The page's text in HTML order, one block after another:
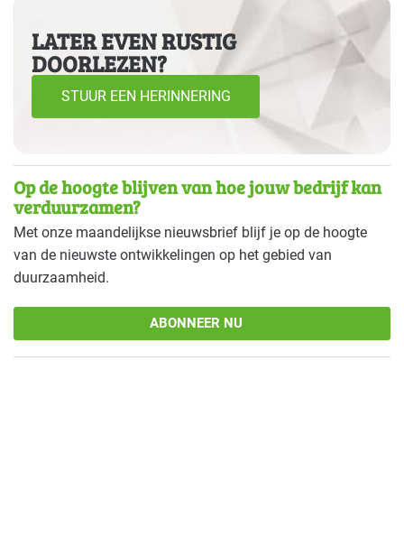
LATER EVEN RUSTIG
DOORLEZEN?
STUUR EEN HERINNERING
Op de hoogte blijven van hoe jouw bedrijf kan
verduurzamen?
Met onze maandelijkse nieuwsbrief blijf je op de hoogte
van de nieuwste ontwikkelingen op het gebied van
duurzaamheid.
ABONNEER NU